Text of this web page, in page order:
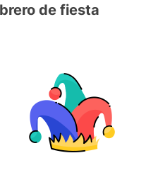
de fiesta